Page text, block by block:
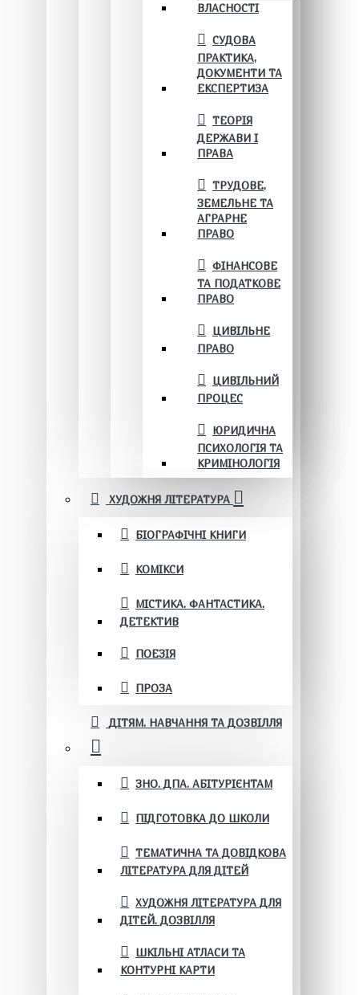
ВЛАСНОСТІ
СУДОВА
ПРАКТИКА,
ДОКУМЕНТИ ТА
ЕКСПЕРТИЗА
ТЕОРІЯ
ДЕРЖАВИ І
ПРАВА
ТРУДОВЕ,
ЗЕМЕЛЬНЕ ТА
АГРАРНЕ
ПРАВО
ФІНАНСОВЕ
ТА ПОДАТКОВЕ
ПРАВО
ЦИВІЛЬНЕ
ПРАВО
ЦИВІЛЬНИЙ
ПРОЦЕС
ЮРИДИЧНА
ПСИХОЛОГІЯ ТА
КРИМІНОЛОГІЯ
ХУДОЖНЯ ЛІТЕРАТУРА
БІОГРАФІЧНІ КНИГИ
КОМІКСИ
МІСТИКА. ФАНТАСТИКА.
ДЕТЕКТИВ
ПОЕЗІЯ
ПРОЗА
ДІТЯМ. НАВЧАННЯ ТА ДОЗВІЛЛЯ
ЗНО. ДПА. АБІТУРІЄНТАМ
ПІДГОТОВКА ДО ШКОЛИ
ТЕМАТИЧНА ТА ДОВІДКОВА
ЛІТЕРАТУРА ДЛЯ ДІТЕЙ
ХУДОЖНЯ ЛІТЕРАТУРА ДЛЯ
ДІТЕЙ. ДОЗВІЛЛЯ
ШКІЛЬНІ АТЛАСИ ТА
КОНТУРНІ КАРТИ